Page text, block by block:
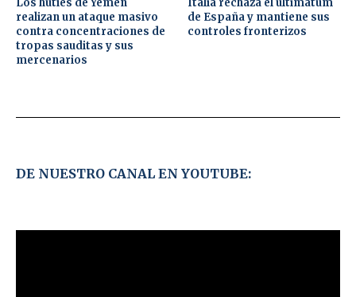
realizan un ataque masivo
contra concentraciones de
tropas sauditas y sus
mercenarios
de España y mantiene sus
controles fronterizos
DE NUESTRO CANAL EN YOUTUBE: